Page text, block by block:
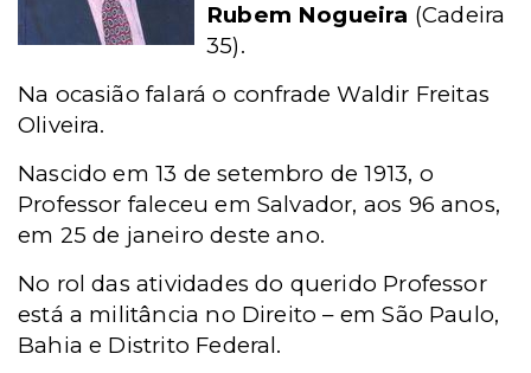
Rubem Nogueira (Cadeira
35).
Na ocasião falará o confrade Waldir Freitas
Oliveira.
Nascido em 13 de setembro de 1913, o
Professor faleceu em Salvador, aos 96 anos,
em 25 de janeiro deste ano.
No rol das atividades do querido Professor
está a militância no Direito – em São Paulo,
Bahia e Distrito Federal.